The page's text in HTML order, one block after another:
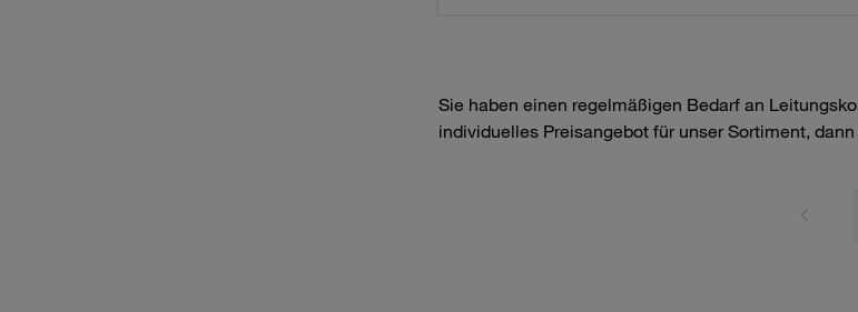
Sie haben einen regelmäßigen Bedarf an
individuelles Preisangebot für unser Sortiment,